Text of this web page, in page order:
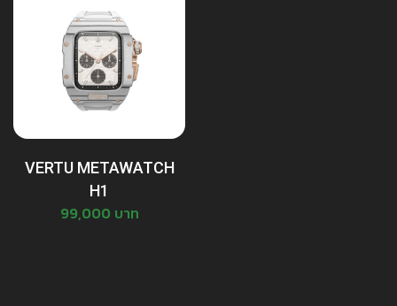
VERTU METAWATCH
H1
99,000 บาท